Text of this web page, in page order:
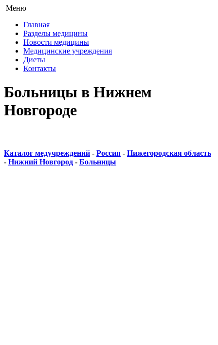
Меню
Главная
Разделы медицины
Новости медицины
Медицинские учреждения
Диеты
Контакты
Больницы в Нижнем
Новгороде
Каталог медучреждений - Россия - Нижегородская область
- Нижний Новгород - Больницы